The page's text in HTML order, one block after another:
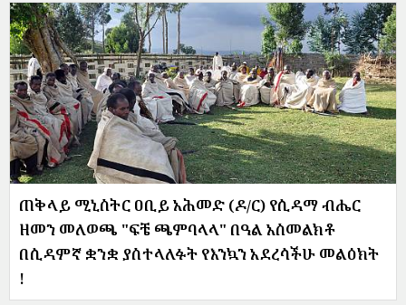
ጠቅላይ ሚኒስትር ዐቢይ አሕመድ (ዶ/ር) የሲዳማ ብሔር
ዘመን መለወጫ "ፍቼ ጫምባላላ" በዓል አስመልክቶ
በሲዳምኛ ቋንቋ ያስተላለፉት የእንኳን አደረሳችሁ መልዕክት
!